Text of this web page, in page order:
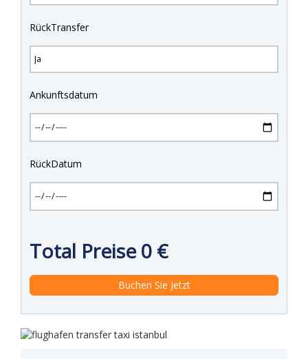
RückTransfer
Ankunftsdatum
RückDatum
Total Preise0 €